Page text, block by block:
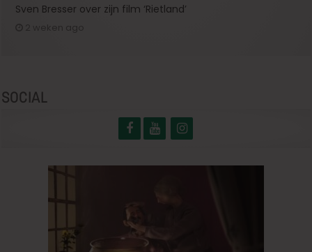
Sven Bresser over zijn film ‘Rietland’
SOCIAL